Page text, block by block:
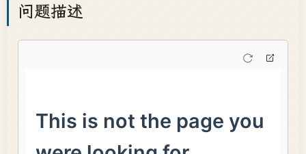
问题描述